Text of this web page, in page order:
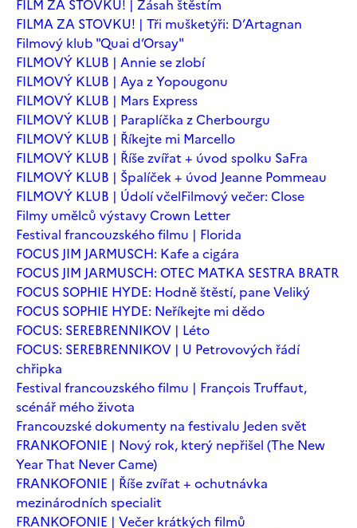
FILM ZA STOVKU! | Zásah štěstím
FILMA ZA STOVKU! | Tři mušketýři: D’Artagnan
Filmový klub "Quai d’Orsay"
FILMOVÝ KLUB | Annie se zlobí
FILMOVÝ KLUB | Aya z Yopougonu
FILMOVÝ KLUB | Mars Express
FILMOVÝ KLUB | Paraplíčka z Cherbourgu
FILMOVÝ KLUB | Říkejte mi Marcello
FILMOVÝ KLUB | Říše zvířat + úvod spolku SaFra
FILMOVÝ KLUB | Špalíček + úvod Jeanne Pommeau
FILMOVÝ KLUB | Údolí včelFilmový večer: Close
Filmy umělců výstavy Crown Letter
Festival francouzského filmu | Florida
FOCUS JIM JARMUSCH: Kafe a cigára
FOCUS JIM JARMUSCH: OTEC MATKA SESTRA BRATR
FOCUS SOPHIE HYDE: Hodně štěstí, pane Veliký
FOCUS SOPHIE HYDE: Neříkejte mi dědo
FOCUS: SEREBRENNIKOV | Léto
FOCUS: SEREBRENNIKOV | U Petrovových řádí
chřipka
Festival francouzského filmu | François Truffaut,
scénář mého života
Francouzské dokumenty na festivalu Jeden svět
FRANKOFONIE | Nový rok, který nepřišel (The New
Year That Never Came)
FRANKOFONIE | Říše zvířat + ochutnávka
mezinárodních specialit
FRANKOFONIE | Večer krátkých filmů